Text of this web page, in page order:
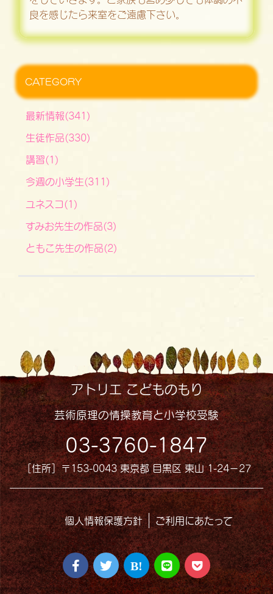
良を感じたら来室をご遠慮下さい。
CATEGORY
最新情報(341)
生徒作品(330)
講習(1)
今週の小学生(311)
ユネスコ(1)
すみお先生の作品(3)
ともこ先生の作品(2)
アトリエ こどものもり
芸術原理の情操教育と小学校受験
03-3760-1847
［住所］〒153-0043 東京都 目黒区 東山 1-24−27
個人情報保護方針 ご利用にあたって